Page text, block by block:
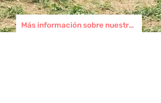
Más información sobre nuestra misión